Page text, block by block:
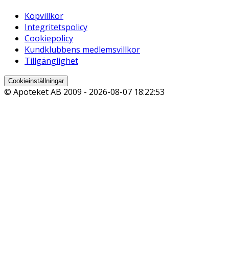
Köpvillkor
Integritetspolicy
Cookiepolicy
Kundklubbens medlemsvillkor
Tillgänglighet
Cookieinställningar
© Apoteket AB 2009 - 2026-08-07 18:22:53